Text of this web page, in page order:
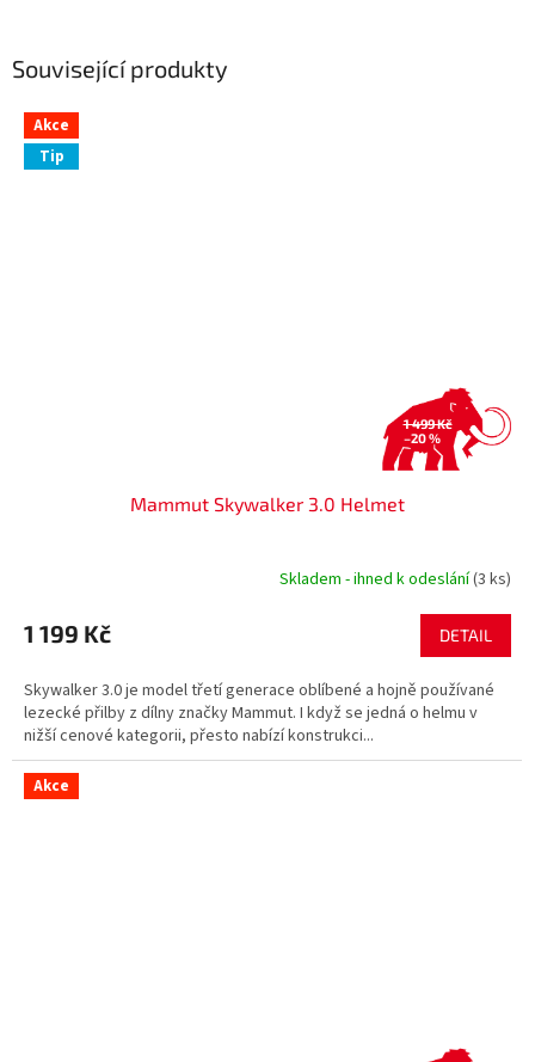
Související produkty
Akce
Tip
1 499 Kč
–20 %
Mammut Skywalker 3.0 Helmet
Skladem - ihned k odeslání(3 ks)
1 199 Kč DETAIL
Skywalker 3.0 je model třetí generace oblíbené a hojně používané
lezecké přilby z dílny značky Mammut. I když se jedná o helmu v
nižší cenové kategorii, přesto nabízí konstrukci...
Akce